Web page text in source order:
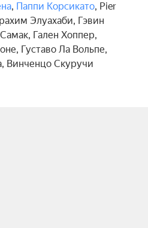
, Паппи Корсикато, Pier
Элуахаби, Гэвин
, Гален Хоппер,
, Густаво Ла Вольпе,
, Винченцо Скуручи